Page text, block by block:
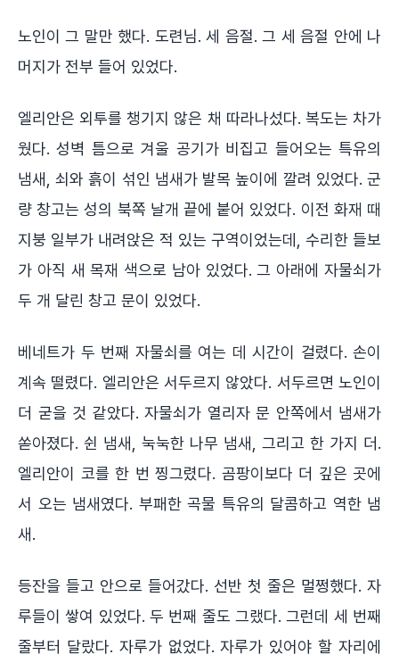
노인이 그 말만 했다. 도련님. 세 음절. 그 세 음절 안에 나
머지가 전부 들어 있었다.
엘리안은 외투를 챙기지 않은 채 따라나섰다. 복도는 차가
웠다. 성벽 틈으로 겨울 공기가 비집고 들어오는 특유의
냄새, 쇠와 흙이 섞인 냄새가 발목 높이에 깔려 있었다. 군
량 창고는 성의 북쪽 날개 끝에 붙어 있었다. 이전 화재 때
지붕 일부가 내려앉은 적 있는 구역이었는데, 수리한 들보
가 아직 새 목재 색으로 남아 있었다. 그 아래에 자물쇠가
두 개 달린 창고 문이 있었다.
베네트가 두 번째 자물쇠를 여는 데 시간이 걸렸다. 손이
계속 떨렸다. 엘리안은 서두르지 않았다. 서두르면 노인이
더 굳을 것 같았다. 자물쇠가 열리자 문 안쪽에서 냄새가
쏟아졌다. 쉰 냄새, 눅눅한 나무 냄새, 그리고 한 가지 더.
엘리안이 코를 한 번 찡그렸다. 곰팡이보다 더 깊은 곳에
서 오는 냄새였다. 부패한 곡물 특유의 달콤하고 역한 냄
새.
등잔을 들고 안으로 들어갔다. 선반 첫 줄은 멀쩡했다. 자
루들이 쌓여 있었다. 두 번째 줄도 그랬다. 그런데 세 번째
줄부터 달랐다. 자루가 없었다. 자루가 있어야 할 자리에